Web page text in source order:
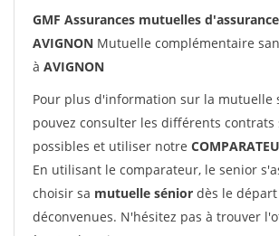
GMF Assurances mutuelles
AVIGNON Mutuelle complémentaire
à AVIGNON
Pour plus d'information sur la mutuelle
pouvez consulter les différents contrats
possibles et utiliser notre
En utilisant le comparateur, le senior
choisir sa mutuelle sénior dès le
déconvenues. N'hésitez pas à trouver